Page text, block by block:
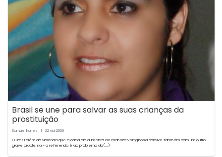
Brasil se une para salvar as suas crianças da
prostituição
Samuel Nunes | 22 mai2006
O Brasil além da violência que a cada dia aumenta de maneira vertiginosa convive também com um outro
grave problema - a referencia é ao problema da(...)